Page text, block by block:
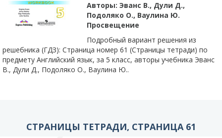
Авторы: Эванс В., Дули Д.,
Подоляко О., Ваулина Ю.
Просвещение
Подробный вариант решения из
решебника (ГДЗ): Страница номер 61 (Страницы тетради) по
предмету Английский язык, за 5 класс, авторы учебника Эванс
В., Дули Д., Подоляко О., Ваулина Ю..
СТРАНИЦЫ ТЕТРАДИ, СТРАНИЦА 61